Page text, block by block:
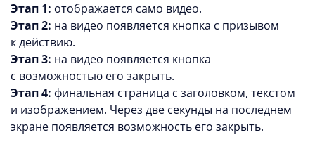
Этап 1: отображается само видео.
Этап 2: на видео появляется кнопка с призывом
к действию.
Этап 3: на видео появляется кнопка
с возможностью его закрыть.
Этап 4: финальная страница с заголовком, текстом
и изображением. Через две секунды на последнем
экране появляется возможность его закрыть.